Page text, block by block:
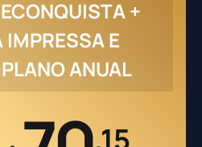
+
IMPRESSA E
ANUAL
,15